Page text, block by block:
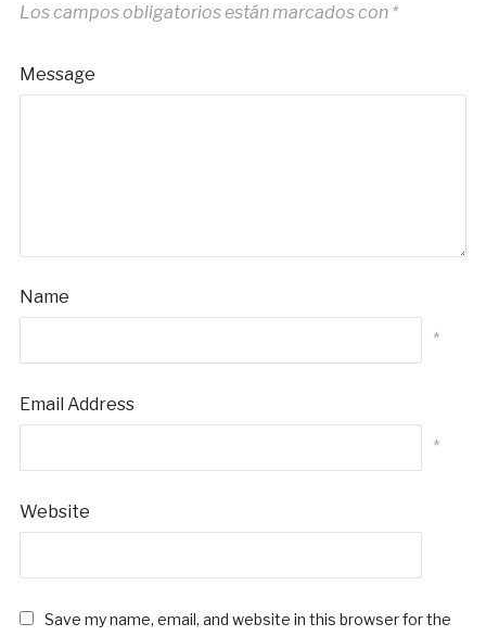
Los campos obligatorios están marcados con *
Message
Name
*
Email Address
*
Website
Save my name, email, and website in this browser for the